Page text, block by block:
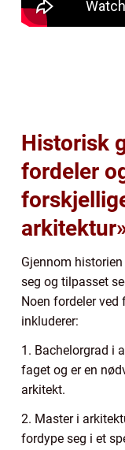
Historisk
fordeler
Gjennom
seg og tilpasset
Noen fordeler
inkluderer:
1. Bachelorgrad i
faget og er en
arkitekt.
2. Master i
fordype seg i et